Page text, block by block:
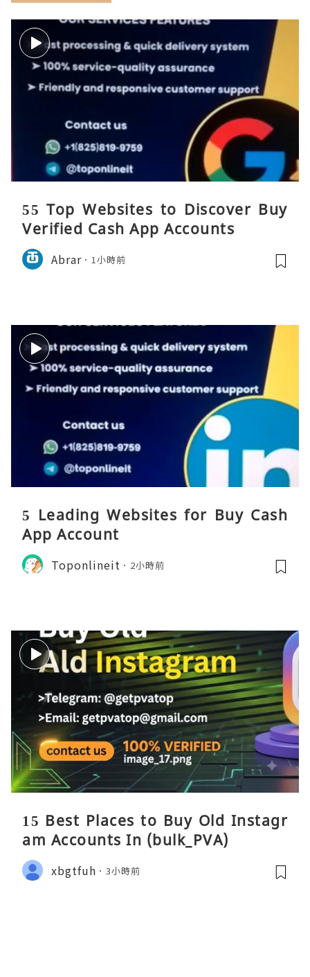
55 Top Websites to Discover Buy
Verified Cash App Accounts
Abrar 1小時前
5 Leading Websites for Buy Cash
App Account
Toponlineit 2小時前
15 Best Places to Buy Old Instagr
am Accounts In (bulk_PVA)
xbgtfuh 3小時前